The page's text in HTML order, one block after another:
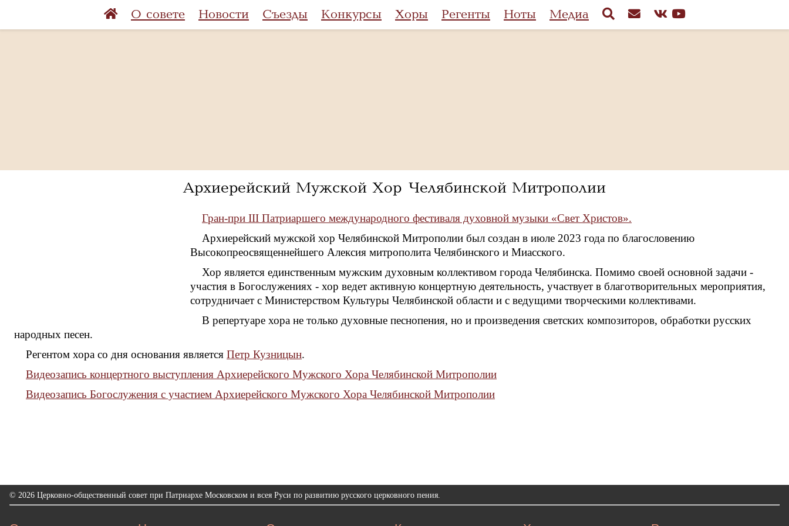
О совете Новости Съезды Конкурсы Хоры Регенты Ноты Медиа
Архиерейский Мужской Хор Челябинской Митрополии
Гран-при III Патриаршего международного фестиваля духовной музыки «Свет Христов».
Архиерейский мужской хор Челябинской Митрополии был создан в июле 2023 года по благословению
Высокопреосвященнейшего Алексия митрополита Челябинского и Миасского.
Хор является единственным мужским духовным коллективом города Челябинска. Помимо своей основной задачи -
участия в Богослужениях - хор ведет активную концертную деятельность, участвует в благотворительных мероприятия,
сотрудничает с Министерством Культуры Челябинской области и с ведущими творческими коллективами.
В репертуаре хора не только духовные песнопения, но и произведения светских композиторов, обработки русских
народных песен.
Регентом хора со дня основания является Петр Кузницын.
Видеозапись концертного выступления Архиерейского Мужского Хора Челябинской Митрополии
Видеозапись Богослужения с участием Архиерейского Мужского Хора Челябинской Митрополии
© 2026 Церковно-общественный совет при Патриархе Московском и всея Руси по развитию русского церковного пения.